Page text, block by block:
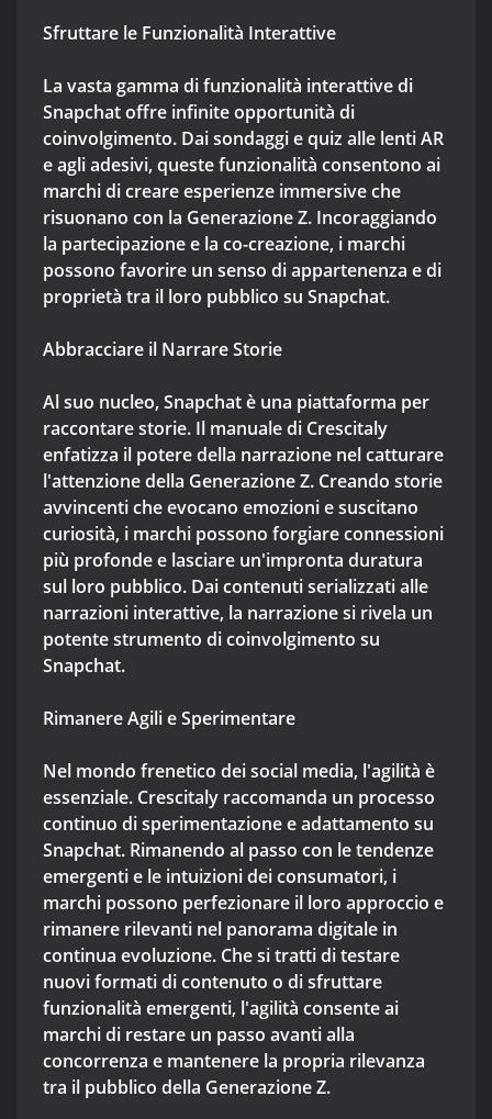
Sfruttare le Funzionalità Interattive
La vasta gamma di funzionalità interattive di
Snapchat offre infinite opportunità di
coinvolgimento. Dai sondaggi e quiz alle lenti AR
e agli adesivi, queste funzionalità consentono ai
marchi di creare esperienze immersive che
risuonano con la Generazione Z. Incoraggiando
la partecipazione e la co-creazione, i marchi
possono favorire un senso di appartenenza e di
proprietà tra il loro pubblico su Snapchat.
Abbracciare il Narrare Storie
Al suo nucleo, Snapchat è una piattaforma per
raccontare storie. Il manuale di Crescitaly
enfatizza il potere della narrazione nel catturare
l'attenzione della Generazione Z. Creando storie
avvincenti che evocano emozioni e suscitano
curiosità, i marchi possono forgiare connessioni
più profonde e lasciare un'impronta duratura
sul loro pubblico. Dai contenuti serializzati alle
narrazioni interattive, la narrazione si rivela un
potente strumento di coinvolgimento su
Snapchat.
Rimanere Agili e Sperimentare
Nel mondo frenetico dei social media, l'agilità è
essenziale. Crescitaly raccomanda un processo
continuo di sperimentazione e adattamento su
Snapchat. Rimanendo al passo con le tendenze
emergenti e le intuizioni dei consumatori, i
marchi possono perfezionare il loro approccio e
rimanere rilevanti nel panorama digitale in
continua evoluzione. Che si tratti di testare
nuovi formati di contenuto o di sfruttare
funzionalità emergenti, l'agilità consente ai
marchi di restare un passo avanti alla
concorrenza e mantenere la propria rilevanza
tra il pubblico della Generazione Z.